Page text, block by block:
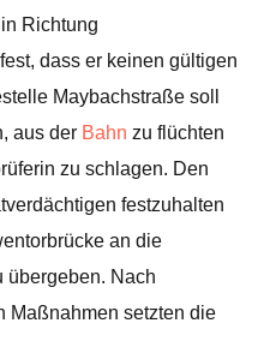
Richtung
dass er keinen gültigen
Maybachstraße soll
aus der Bahn zu flüchten
zu schlagen. Den
festzuhalten
an die
übergeben. Nach
Maßnahmen setzten die